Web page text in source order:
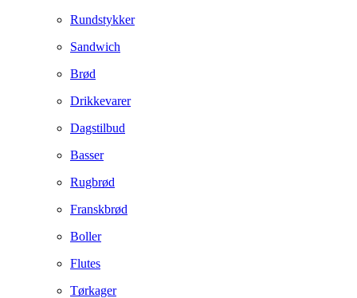
Rundstykker
Sandwich
Brød
Drikkevarer
Dagstilbud
Basser
Rugbrød
Franskbrød
Boller
Flutes
Tørkager